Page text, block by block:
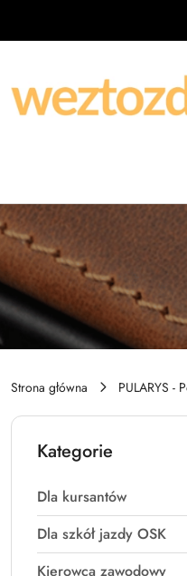
Strona główna PULARYS -
Kategorie
Dla kursantów
Dla szkół jazdy OSK
Kierowca zawodowy